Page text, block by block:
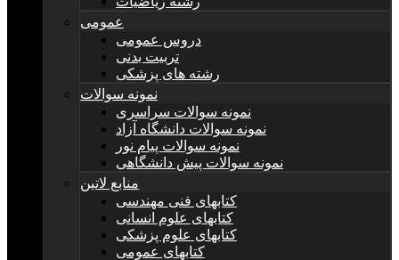
عمومی
دروس عمومی
تربیت بدنی
رشته های پزشکی
نمونه سوالات
نمونه سوالات سراسری
نمونه سوالات دانشگاه آزاد
نمونه سوالات پیام نور
نمونه سوالات پیش دانشگاهی
منابع لاتین
کتابهای فنی مهندسی
کتابهای علوم انسانی
کتابهای علوم پزشکی
کتابهای عمومی